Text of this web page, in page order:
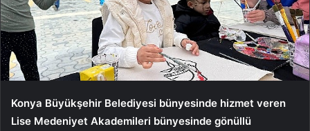
Konya Büyükşehir Belediyesi bünyesinde hizmet veren
Lise Medeniyet Akademileri bünyesinde gönüllü